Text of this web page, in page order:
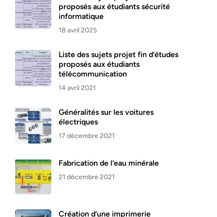
proposés aux étudiants sécurité
informatique
18 avril 2025
Liste des sujets projet fin d’études
proposés aux étudiants
télécommunication
14 avril 2021
Généralités sur les voitures
électriques
17 décembre 2021
Fabrication de l’eau minérale
21 décembre 2021
Création d’une imprimerie